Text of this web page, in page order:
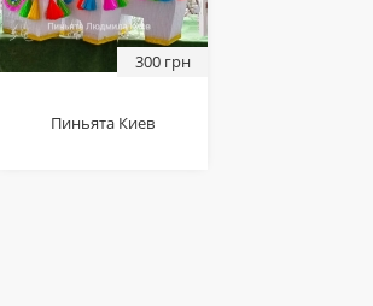
300 грн
Пиньята Киев